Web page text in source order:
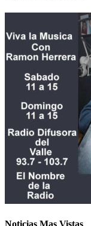
Noticias Mas Vistas